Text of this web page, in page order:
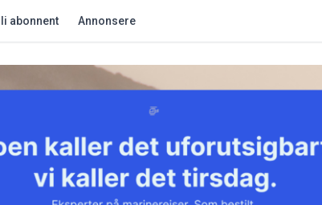
abonnent Annonsere